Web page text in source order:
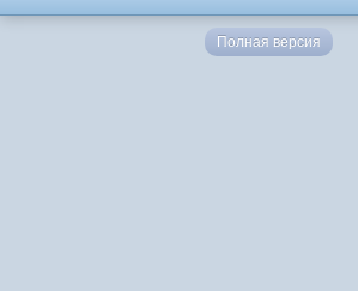
Полная версия